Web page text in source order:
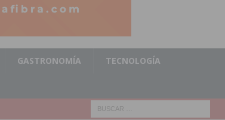
GASTRONOMÍA TECNOLOGÍA